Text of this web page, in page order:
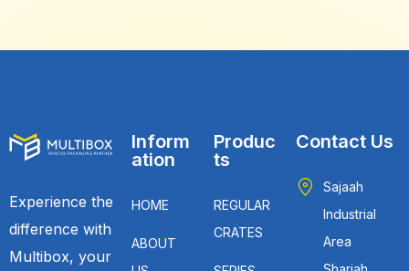
Experience the
difference with
Multibox, your
Inform
ation
HOME
ABOUT
Produc
ts
REGULAR
CRATES
Contact Us
Sajaah
Industrial
Area